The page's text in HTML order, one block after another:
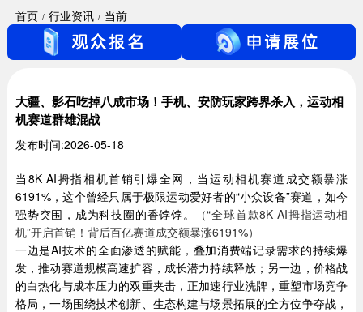
首页 行业资讯 当前
大疆、影石吃掉八成市场！手机、安防玩家跨界杀入，运动相
机赛道群雄混战
发布时间:2026-05-18
当8K AI拇指相机首销引爆全网，当运动相机赛道成交额暴涨
6191%，这个曾经只属于极限运动爱好者的“小众设备”赛道，如今
强势突围，成为科技圈的香饽饽。
（“全球首款8K AI拇指运动相
机”开启首销！背后百亿赛道成交额暴涨6191%）
一边是AI技术的全面渗透的赋能，叠加消费端记录需求的持续爆
发，推动赛道规模高速扩容，成长潜力持续释放；另一边，价格战
的白热化与成本压力的双重夹击，正加速行业洗牌，重塑市场竞争
格局，一场围绕技术创新、生态构建与场景拓展的全方位争夺战，